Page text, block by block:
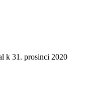
k 31. prosinci 2020